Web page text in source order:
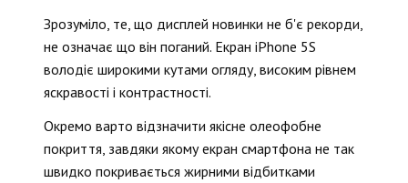
Зрозуміло, те, що дисплей новинки не б'є рекорди,
не означає що він поганий. Екран iPhone 5S
володіє широкими кутами огляду, високим рівнем
яскравості і контрастності.
Окремо варто відзначити якісне олеофобне
покриття, завдяки якому екран смартфона не так
швидко покривається жирними відбитками